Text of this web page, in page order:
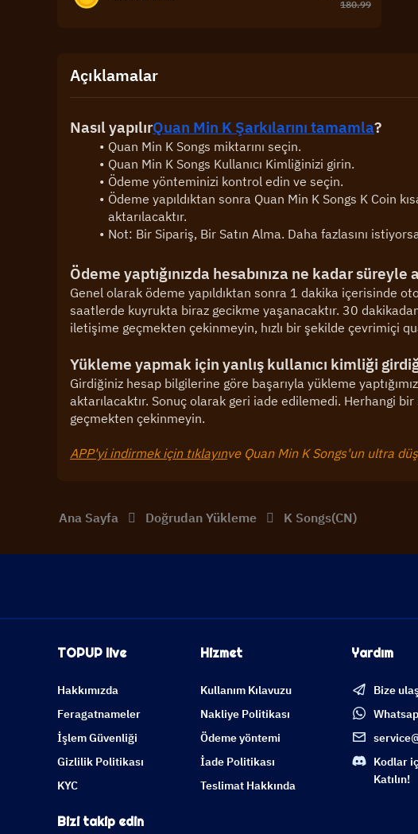
180.99
Açıklamalar
Nasıl yapılırQuan Min K Şarkılarını tamamla?
Quan Min K Songs miktarını seçin.
Quan Min K Songs Kullanıcı Kimliğinizi girin.
Ödeme yönteminizi kontrol edin ve seçin.
Ödeme yapıldıktan sonra Quan Min K Songs K Coin
aktarılacaktır.
Not: Bir Sipariş, Bir Satın Alma. Daha fazlasını
Ödeme yaptığınızda hesabınıza ne kadar süreyle
Genel olarak ödeme yapıldıktan sonra 1 dakika içerisinde
saatlerde kuyrukta biraz gecikme yaşanacaktır. 30
iletişime geçmekten çekinmeyin, hızlı bir şekilde çevrimiçi
Yükleme yapmak için yanlış kullanıcı kimliği
Girdiğiniz hesap bilgilerine göre başarıyla yükleme
aktarılacaktır. Sonuç olarak geri iade edilemedi. Herhangi
geçmekten çekinmeyin.
APP'yi indirmek için tıklayınve Quan Min K Songs'un ultra
Ana Sayfa Doğrudan Yükleme K Songs(CN)
TOPUP live
Hakkımızda
Feragatnameler
İşlem Güvenliği
Gizlilik Politikası
KYC
Hizmet
Kullanım Kılavuzu
Nakliye Politikası
Ödeme yöntemi
İade Politikası
Teslimat Hakkında
Yardım
Bize
Kodlar
Katılın!
Bizi takip edin